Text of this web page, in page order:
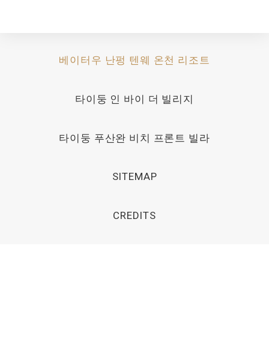
베이터우 난펑 텐웨 온천 리조트
타이둥 인 바이 더 빌리지
타이둥 푸산완 비치 프론트 빌라
SITEMAP
CREDITS